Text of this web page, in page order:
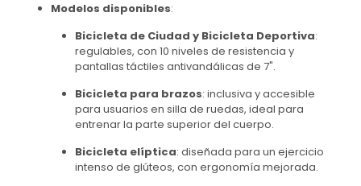
Modelos disponibles:
Bicicleta de Ciudad y Bicicleta Deportiva:
regulables, con 10 niveles de resistencia y
pantallas táctiles antivandálicas de 7".
Bicicleta para brazos: inclusiva y accesible
para usuarios en silla de ruedas, ideal para
entrenar la parte superior del cuerpo.
Bicicleta elíptica: diseñada para un ejercicio
intenso de glúteos, con ergonomía mejorada.